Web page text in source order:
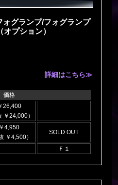
ォグランプ/フォグランプ
プション）
詳細はこちら≫
価格
26,400
￥24,000）
￥4,950
￥4,500）
SOLD OUT
Ｆ１